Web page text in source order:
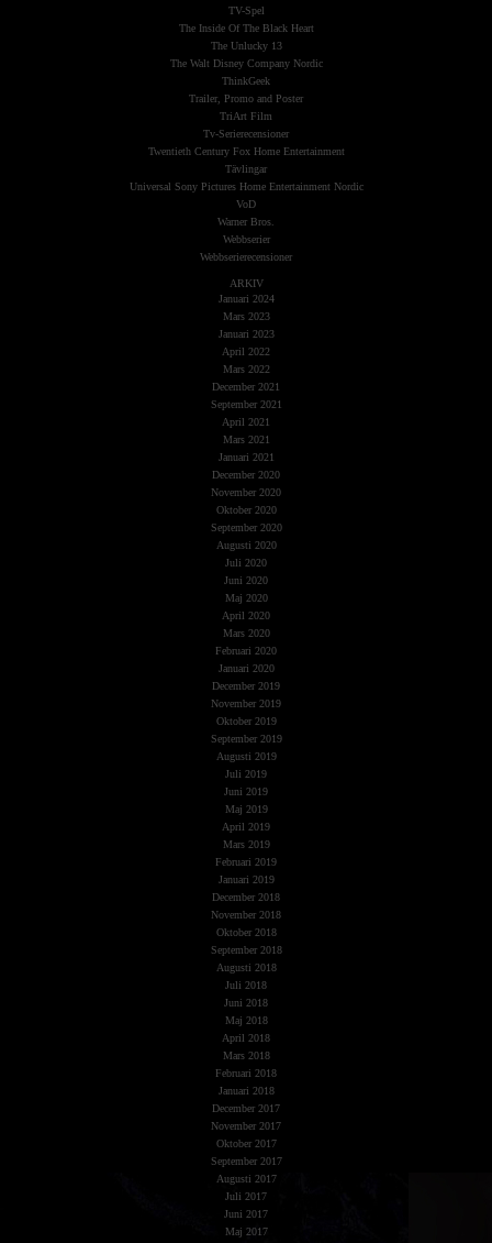
TV-Spel
The Inside Of The Black Heart
The Unlucky 13
The Walt Disney Company Nordic
ThinkGeek
Trailer, Promo and Poster
TriArt Film
Tv-Serierecensioner
Twentieth Century Fox Home Entertainment
Tävlingar
Universal Sony Pictures Home Entertainment Nordic
VoD
Warner Bros.
Webbserier
Webbserierecensioner
ARKIV
Januari 2024
Mars 2023
Januari 2023
April 2022
Mars 2022
December 2021
September 2021
April 2021
Mars 2021
Januari 2021
December 2020
November 2020
Oktober 2020
September 2020
Augusti 2020
Juli 2020
Juni 2020
Maj 2020
April 2020
Mars 2020
Februari 2020
Januari 2020
December 2019
November 2019
Oktober 2019
September 2019
Augusti 2019
Juli 2019
Juni 2019
Maj 2019
April 2019
Mars 2019
Februari 2019
Januari 2019
December 2018
November 2018
Oktober 2018
September 2018
Augusti 2018
Juli 2018
Juni 2018
Maj 2018
April 2018
Mars 2018
Februari 2018
Januari 2018
December 2017
November 2017
Oktober 2017
September 2017
Augusti 2017
Juli 2017
Juni 2017
Maj 2017